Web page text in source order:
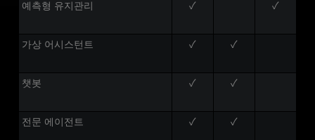
예측형 유지관리 ✓ ✓
가상 어시스턴트 ✓ ✓
챗봇 ✓ ✓
전문 에이전트 ✓ ✓